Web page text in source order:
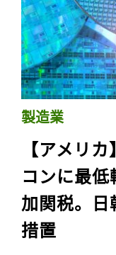
製造業
【アメリ
コンに最
加関税。日
措置